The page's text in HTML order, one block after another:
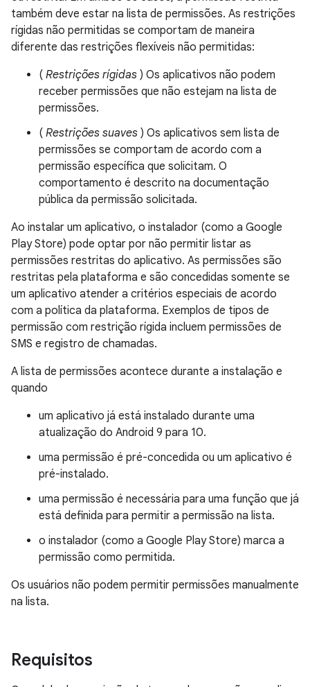
também deve estar na lista de permissões. As restrições
rígidas não permitidas se comportam de maneira
diferente das restrições flexíveis não permitidas:
( Restrições rígidas ) Os aplicativos não podem
receber permissões que não estejam na lista de
permissões.
( Restrições suaves ) Os aplicativos sem lista de
permissões se comportam de acordo com a
permissão específica que solicitam. O
comportamento é descrito na documentação
pública da permissão solicitada.
Ao instalar um aplicativo, o instalador (como a Google
Play Store) pode optar por não permitir listar as
permissões restritas do aplicativo. As permissões são
restritas pela plataforma e são concedidas somente se
um aplicativo atender a critérios especiais de acordo
com a política da plataforma. Exemplos de tipos de
permissão com restrição rígida incluem permissões de
SMS e registro de chamadas.
A lista de permissões acontece durante a instalação e
quando
um aplicativo já está instalado durante uma
atualização do Android 9 para 10.
uma permissão é pré-concedida ou um aplicativo é
pré-instalado.
uma permissão é necessária para uma função que já
está definida para permitir a permissão na lista.
o instalador (como a Google Play Store) marca a
permissão como permitida.
Os usuários não podem permitir permissões manualmente
na lista.
Requisitos